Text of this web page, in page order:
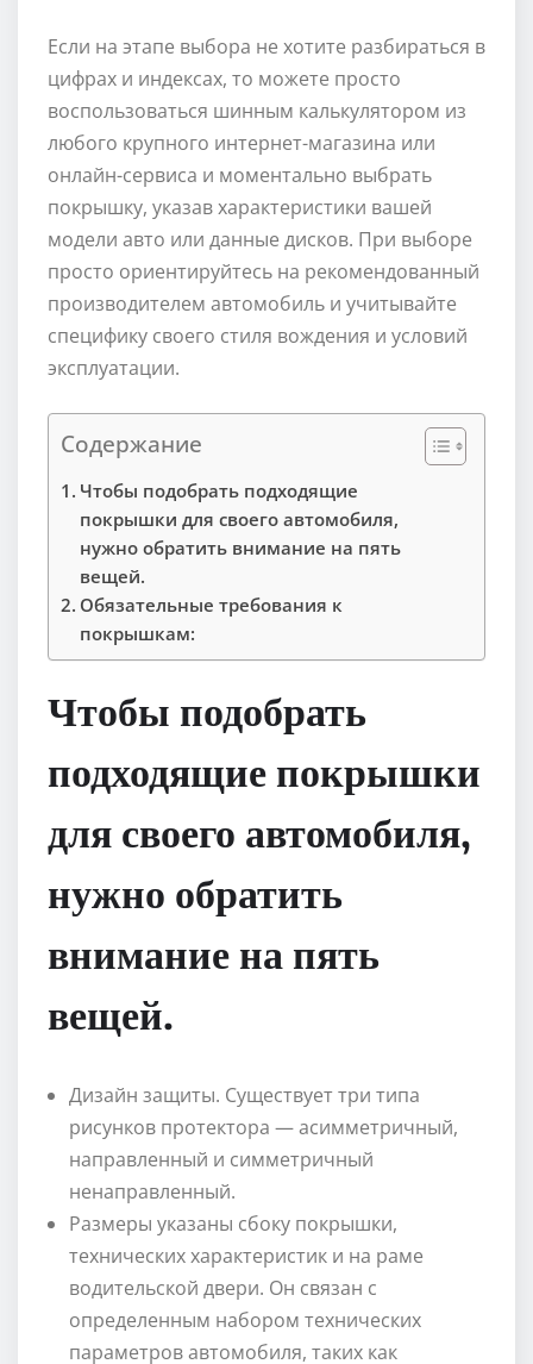
Если на этапе выбора не хотите разбираться в
цифрах и индексах, то можете просто
воспользоваться шинным калькулятором из
любого крупного интернет-магазина или
онлайн-сервиса и моментально выбрать
покрышку, указав характеристики вашей
модели авто или данные дисков. При выборе
просто ориентируйтесь на рекомендованный
производителем автомобиль и учитывайте
специфику своего стиля вождения и условий
эксплуатации.
Содержание
Чтобы подобрать подходящие
покрышки для своего автомобиля,
нужно обратить внимание на пять
вещей.
Обязательные требования к
покрышкам:
Чтобы подобрать
подходящие покрышки
для своего автомобиля,
нужно обратить
внимание на пять
вещей.
Дизайн защиты. Существует три типа
рисунков протектора — асимметричный,
направленный и симметричный
ненаправленный.
Размеры указаны сбоку покрышки,
технических характеристик и на раме
водительской двери. Он связан с
определенным набором технических
параметров автомобиля, таких как